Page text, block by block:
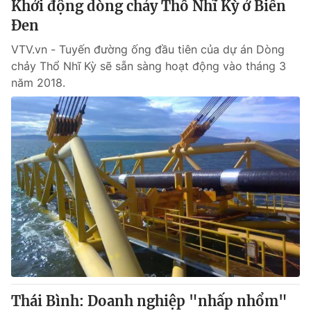
thuận bằng văn bản. Ghi rõ nguồn VTV.vn khi phát hành lại
thông tin từ website này.
Khởi động dòng chảy Thổ Nhĩ Kỳ ở Biển
Đen
VTV.vn - Tuyến đường ống đầu tiên của dự án Dòng
chảy Thổ Nhĩ Kỳ sẽ sẵn sàng hoạt động vào tháng 3
năm 2018.
Thái Bình: Doanh nghiệp "nhấp nhổm"